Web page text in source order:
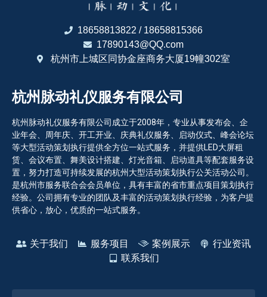
18658813822 / 18658815366
17890143@QQ.com
杭州市上城区同协金座商务大厦19幢302室
杭州脉动礼仪服务有限公司
杭州脉动礼仪服务有限公司成立于2008年，专业从事发布会、企
业年会、周年庆、开工开业、庆典礼仪服务、启动仪式、峰会论坛
等大型活动策划执行提供全方位一站式服务，并提供LED大屏租
赁、会议布置、舞美设计搭建、灯光音箱、启动道具等配套服务设
置，努力打造可持续发展的杭州大型活动策划执行公关活动公司。
是杭州市服务联合会会员单位，具有丰富的省市重点项目策划执行
经验。公司拥有专业的团队及丰富的活动策划执行经验，为客户提
供省心，放心，优质的一站式服务。
关于我们 服务项目 案例展示
行业资讯
联系我们